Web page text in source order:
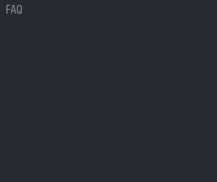
FAQ